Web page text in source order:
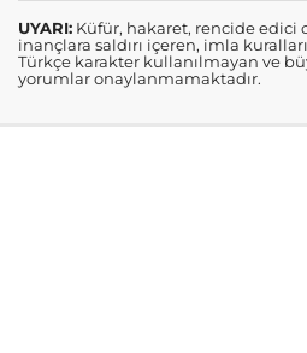
UYARI: Küfür, hakaret, rencide edici
inançlara saldırı içeren, imla
Türkçe karakter kullanılmayan ve
yorumlar onaylanmamaktadır.